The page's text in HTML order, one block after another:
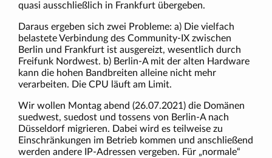
quasi ausschließlich in Frankfurt übergeben.
Daraus ergeben sich zwei Probleme: a) Die vielfach
belastete Verbindung des Community-IX zwischen
Berlin und Frankfurt ist ausgereizt, wesentlich durch
Freifunk Nordwest. b) Berlin-A mit der alten Hardware
kann die hohen Bandbreiten alleine nicht mehr
verarbeiten. Die CPU läuft am Limit.
Wir wollen Montag abend (26.07.2021) die Domänen
suedwest, suedost und tossens von Berlin-A nach
Düsseldorf migrieren. Dabei wird es teilweise zu
Einschränkungen im Betrieb kommen und anschließend
werden andere IP-Adressen vergeben. Für „normale“